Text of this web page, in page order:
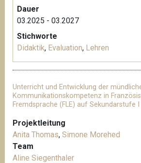
Dauer
03.2025 - 03.2027
Stichworte
Didaktik, Evaluation, Lehren
Unterricht und Entwicklung der
Kommunikationskompetenz in
Fremdsprache (FLE) auf Sekundarstufe I
Projektleitung
Anita Thomas, Simone Morehed
Team
Aline Siegenthaler